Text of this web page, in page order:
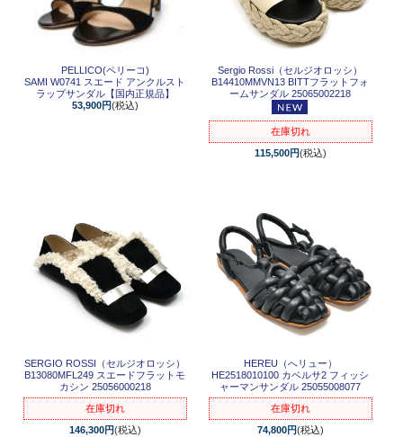
PELLICO(ペリーコ)
SAMI W0741 スエード アンクルスト
ラップサンダル【国内正規品】
53,900円(税込)
Sergio Rossi（セルジオロッシ）
B14410MMVN13 BITTフラットフォ
ームサンダル 25065002218
在庫切れ
115,500円(税込)
SERGIO ROSSI（セルジオロッシ）
B13080MFL249 スエードフラットモ
カシン 25056000218
在庫切れ
146,300円(税込)
HEREU（へリュー）
HE2518010100 カベルサ2 フィッシ
ャーマンサンダル 25055008077
在庫切れ
74,800円(税込)